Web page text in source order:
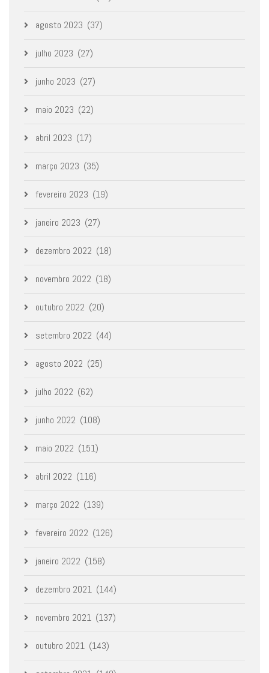
agosto 2023 (37)
julho 2023 (27)
junho 2023 (27)
maio 2023 (22)
abril 2023 (17)
março 2023 (35)
fevereiro 2023 (19)
janeiro 2023 (27)
dezembro 2022 (18)
novembro 2022 (18)
outubro 2022 (20)
setembro 2022 (44)
agosto 2022 (25)
julho 2022 (62)
junho 2022 (108)
maio 2022 (151)
abril 2022 (116)
março 2022 (139)
fevereiro 2022 (126)
janeiro 2022 (158)
dezembro 2021 (144)
novembro 2021 (137)
outubro 2021 (143)